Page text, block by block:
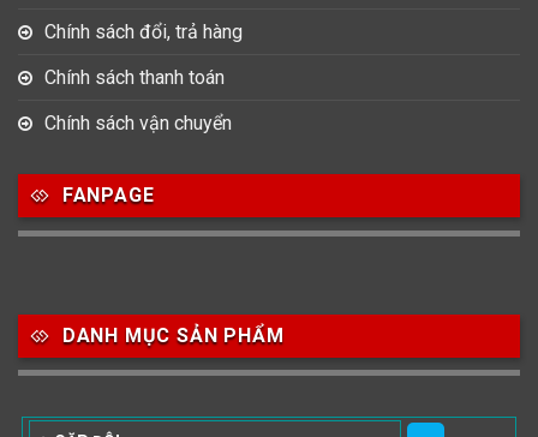
Chính sách đổi, trả hàng
Chính sách thanh toán
Chính sách vận chuyển
FANPAGE
DANH MỤC SẢN PHẨM